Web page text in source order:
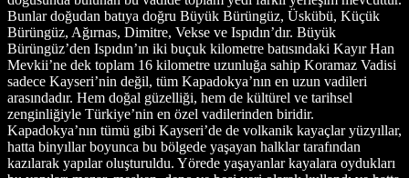
Bunlar doğudan batıya doğru Büyük Bürüngüz, Üskübü, Küçük
Bürüngüz, Ağırnas, Dimitre, Vekse ve Ispıdın’dır. Büyük
Bürüngüz’den Ispıdın’ın iki buçuk kilometre batısındaki Kayır Han
Mevkii’ne dek toplam 16 kilometre uzunluğa sahip Koramaz Vadisi
sadece Kayseri’nin değil, tüm Kapadokya’nın en uzun vadileri
arasındadır. Hem doğal güzelliği, hem de kültürel ve tarihsel
zenginliğiyle Türkiye’nin en özel vadilerinden biridir.
Kapadokya’nın tümü gibi Kayseri’de de volkanik kayaçlar yüzyıllar,
hatta binyıllar boyunca bu bölgede yaşayan halklar tarafından
kazılarak yapılar oluşturuldu. Yörede yaşayanlar kayalara oydukları